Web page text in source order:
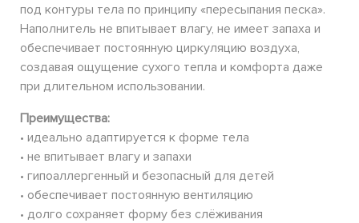
под контуры тела по принципу «пересыпания песка».
Наполнитель не впитывает влагу, не имеет запаха и
обеспечивает постоянную циркуляцию воздуха,
создавая ощущение сухого тепла и комфорта даже
при длительном использовании.
Преимущества:
• идеально адаптируется к форме тела
• не впитывает влагу и запахи
• гипоаллергенный и безопасный для детей
• обеспечивает постоянную вентиляцию
• долго сохраняет форму без слёживания